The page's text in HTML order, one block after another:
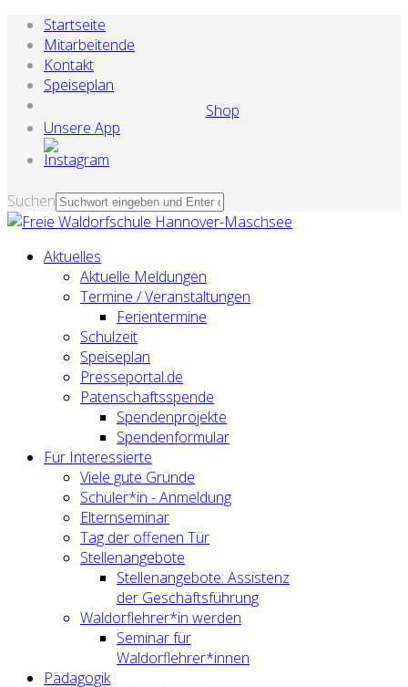
Startseite
Mitarbeitende
Kontakt
Speiseplan
Shop
Unsere App
Suchen
Aktuelles
Aktuelle Meldungen
Termine / Veranstaltungen
Ferientermine
Schulzeit
Speiseplan
Presseportal.de
Patenschaftsspende
Spendenprojekte
Spendenformular
Für Interessierte
Viele gute Gründe
Schüler*in - Anmeldung
Elternseminar
Tag der offenen Tür
Stellenangebote
Stellenangebote: Assistenz
der Geschäftsführung
Waldorflehrer*in werden
Seminar für
Waldorflehrer*innen
Pädagogik